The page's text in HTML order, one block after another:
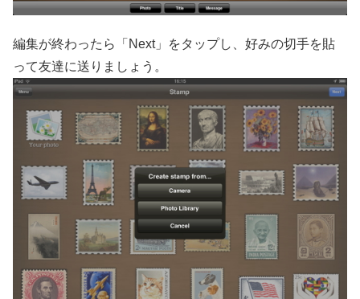
編集が終わったら「Next」をタップし、好みの切手を貼
って友達に送りましょう。